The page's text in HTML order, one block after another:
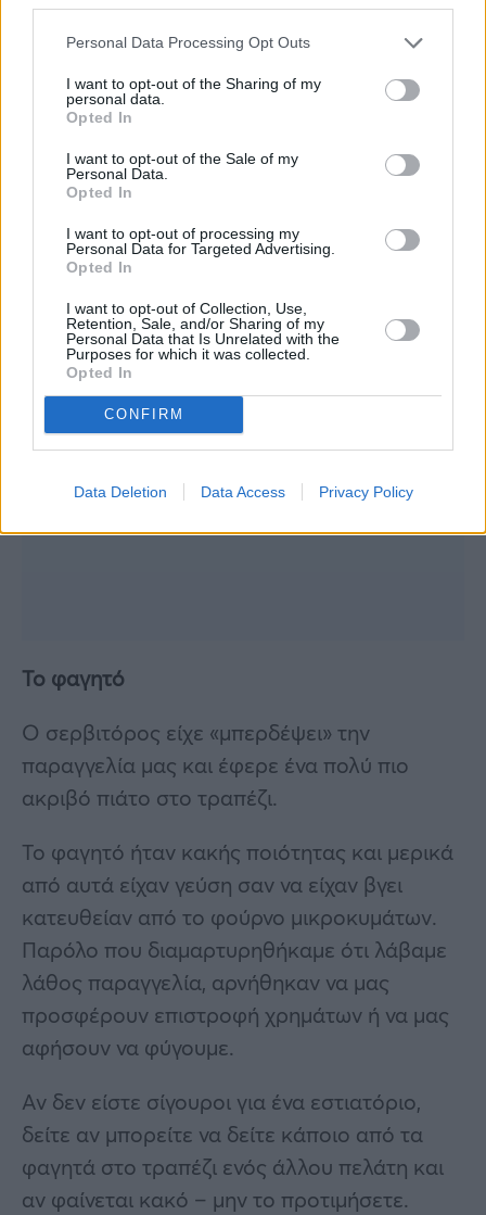
Personal Data Processing Opt Outs
I want to opt-out of the Sharing of my
personal data.
Opted In
I want to opt-out of the Sale of my
Personal Data.
Opted In
I want to opt-out of processing my
Personal Data for Targeted Advertising.
Opted In
I want to opt-out of Collection, Use,
Retention, Sale, and/or Sharing of my
Personal Data that Is Unrelated with the
Purposes for which it was collected.
Opted In
CONFIRM
Data Deletion Data Access Privacy Policy
Το φαγητό
Ο σερβιτόρος είχε «μπερδέψει» την
παραγγελία μας και έφερε ένα πολύ πιο
ακριβό πιάτο στο τραπέζι.
Το φαγητό ήταν κακής ποιότητας και μερικά
από αυτά είχαν γεύση σαν να είχαν βγει
κατευθείαν από το φούρνο μικροκυμάτων.
Παρόλο που διαμαρτυρηθήκαμε ότι λάβαμε
λάθος παραγγελία, αρνήθηκαν να μας
προσφέρουν επιστροφή χρημάτων ή να μας
αφήσουν να φύγουμε.
Αν δεν είστε σίγουροι για ένα εστιατόριο,
δείτε αν μπορείτε να δείτε κάποιο από τα
φαγητά στο τραπέζι ενός άλλου πελάτη και
αν φαίνεται κακό – μην το προτιμήσετε.